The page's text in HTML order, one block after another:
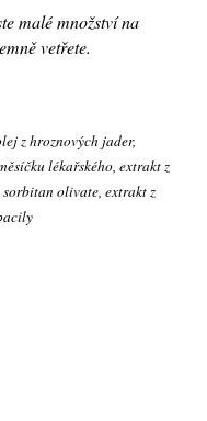
malé množství na
vetřete.
z hroznových jader,
lékařského, extrakt z
olivate, extrakt z